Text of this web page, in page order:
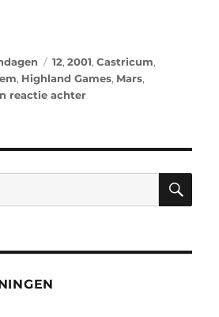
12,2001,Castricum,
, Highland Games, Mars,
reactie achter